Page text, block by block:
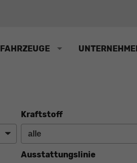
FAHRZEUGE
Kraftstoff
Ausstattungslinie